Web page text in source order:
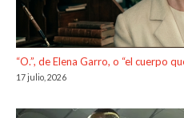
“O.”, de Elena Garro, o “el cuerpo
17 julio, 2026